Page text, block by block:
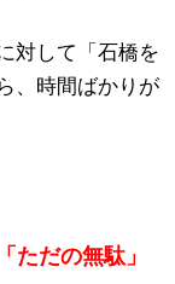
対して「石橋を
、時間ばかりが
「ただの無駄」